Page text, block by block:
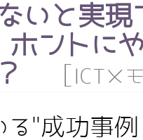
いと実
ホントに
ICTメ
"成功事